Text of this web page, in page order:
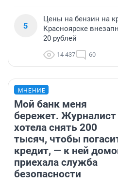
5
Цены на бензин на
Красноярске
20 рублей
14 437 60
МНЕНИЕ
Мой банк меня
бережет. Журналист
хотела снять 200
тысяч, чтобы
кредит, — к ней
приехала служба
безопасности